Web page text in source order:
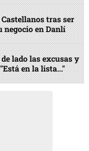
tras ser
negocio en Danlí
lado las excusas y
en la lista..."